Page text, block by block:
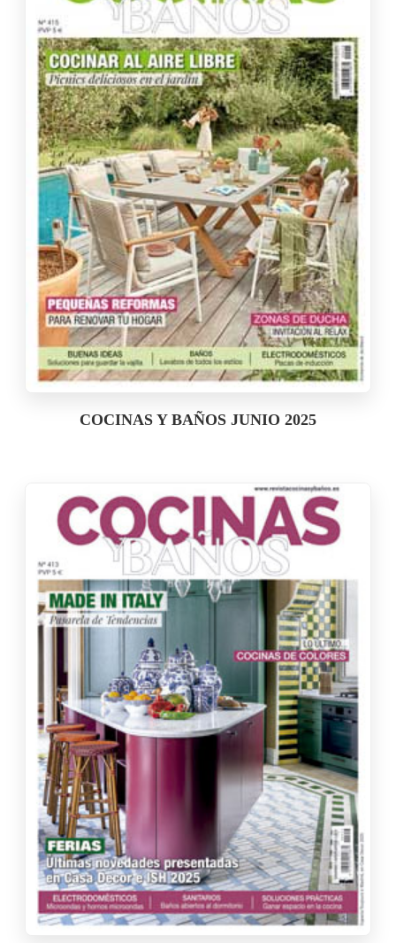
COCINAS Y BAÑOS JUNIO 2025